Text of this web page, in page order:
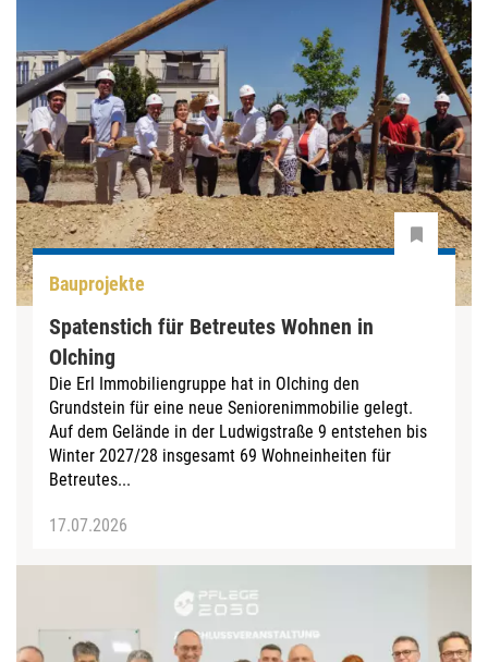
Bauprojekte
Spatenstich für Betreutes Wohnen in
Olching
Die Erl Immobiliengruppe hat in Olching den
Grundstein für eine neue Seniorenimmobilie gelegt.
Auf dem Gelände in der Ludwigstraße 9 entstehen bis
Winter 2027/28 insgesamt 69 Wohneinheiten für
Betreutes...
17.07.2026